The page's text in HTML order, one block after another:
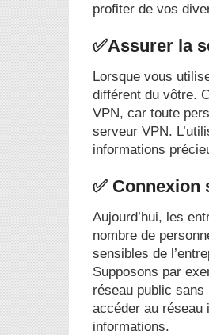
profiter de vos
✅Assurer la
Lorsque vous
différent du vôtre.
VPN, car toute
serveur VPN.
informations
✅
Aujourd’hui, les
nombre de
sensibles de
Supposons par
réseau public sans
accéder au réseau
informations.